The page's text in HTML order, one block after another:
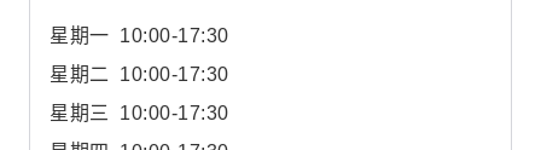
星期一 10:00-17:30
星期二
10:00-17:30
星期三
10:00-17:30